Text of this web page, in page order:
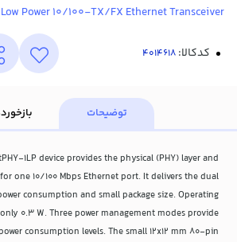
Power 10/100-TX/FX Ethernet Transceiver
کدکالا:
توضیحات
1LP device provides the physical (PHY) layer and
one 10/100 Mbps Ethernet port. It delivers the dual
consumption and small package size. Operating
0.3 W. Three power management modes provide
consumption levels. The small 12x12 mm 80-pin